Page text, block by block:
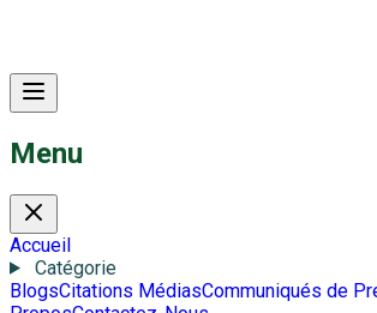
Menu
Accueil
Catégorie
BlogsCitations MédiasCommuniqués de